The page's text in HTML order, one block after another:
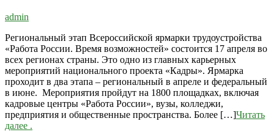
admin
Региональный этап Всероссийской ярмарки трудоустройства
«Работа России. Время возможностей» состоится 17 апреля во
всех регионах страны. Это одно из главных карьерных
мероприятий национального проекта «Кадры». Ярмарка
проходит в два этапа – региональный в апреле и федеральный
в июне. Мероприятия пройдут на 1800 площадках, включая
кадровые центры «Работа России», вузы, колледжи,
предприятия и общественные пространства. Более […]Читать
далее .